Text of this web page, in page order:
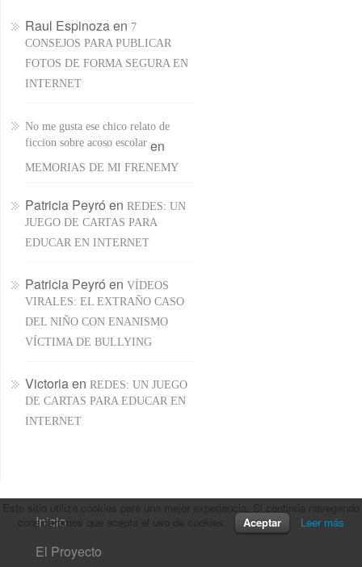
Raul Espinozaen 7
CONSEJOS PARA PUBLICAR
FOTOS DE FORMA SEGURA EN
INTERNET
No me gusta ese chico relato de
ficcion sobre acoso escolaren
MEMORIAS DE MI FRENEMY
Patricia Peyró en REDES: UN
JUEGO DE CARTAS PARA
EDUCAR EN INTERNET
Patricia Peyró en VÍDEOS
VIRALES: EL EXTRAÑO CASO
DEL NIÑO CON ENANISMO
VÍCTIMA DE BULLYING
Victoriaen REDES: UN JUEGO
DE CARTAS PARA EDUCAR EN
INTERNET
Inicio
El Proyecto
consideramos que acepta el uso de cookies.
Aceptar Leer más